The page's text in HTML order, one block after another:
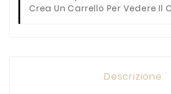
Crea Un Carrello Per Vedere Il
Descrizione